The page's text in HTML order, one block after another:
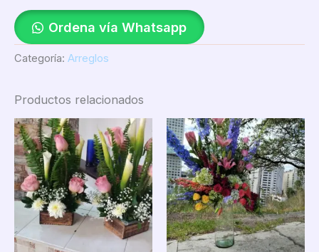
Ordena vía Whatsapp
Categoría: Arreglos
Productos relacionados